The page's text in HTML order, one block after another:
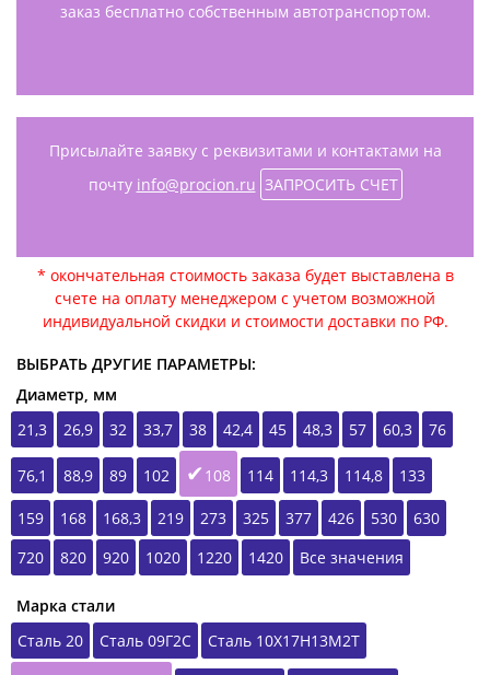
заказ бесплатно собственным автотранспортом.
Присылайте заявку с реквизитами и контактами на
почту info@procion.ru ЗАПРОСИТЬ СЧЕТ
* окончательная стоимость заказа будет выставлена в
счете на оплату менеджером с учетом возможной
индивидуальной скидки и стоимости доставки по РФ.
ВЫБРАТЬ ДРУГИЕ ПАРАМЕТРЫ:
Диаметр, мм
21,3
26,9 32 33,7 38 42,4 45 48,3 57 60,3 76
76,1 88,9 89 102 108 114 114,3 114,8 133
159 168 168,3 219 273 325 377 426 530
630
720
820 920 1020 1220 1420 Все значения
Марка стали
Сталь 20
Сталь 09Г2С Сталь 10Х17Н13М2Т